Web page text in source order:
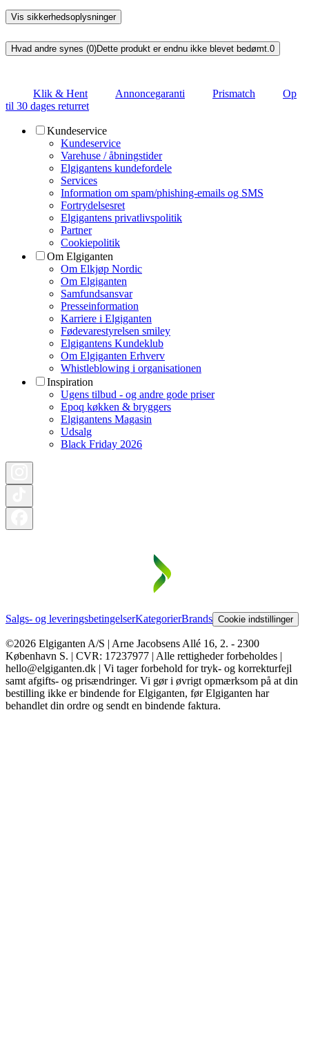
Vis sikkerhedsoplysninger
Hvad andre synes (0)Dette produkt er endnu ikke blevet bedømt.0
Klik & Hent Annoncegaranti Prismatch
Op
til 30 dages returret
Kundeservice
Kundeservice
Varehuse / åbningstider
Elgigantens kundefordele
Services
Information om spam/phishing-emails og SMS
Fortrydelsesret
Elgigantens privatlivspolitik
Partner
Cookiepolitik
Om Elgiganten
Om Elkjøp Nordic
Om Elgiganten
Samfundsansvar
Presseinformation
Karriere i Elgiganten
Fødevarestyrelsen smiley
Elgigantens Kundeklub
Om Elgiganten Erhverv
Whistleblowing i organisationen
Inspiration
Ugens tilbud - og andre gode priser
Epoq køkken & bryggers
Elgigantens Magasin
Udsalg
Black Friday 2026
Salgs- og leveringsbetingelserKategorierBrands Cookie indstillinger
©2026 Elgiganten A/S | Arne Jacobsens Allé 16, 2. - 2300
København S. | CVR: 17237977 | Alle rettigheder forbeholdes |
hello@elgiganten.dk | Vi tager forbehold for tryk- og korrekturfejl
samt afgifts- og prisændringer. Vi gør i øvrigt opmærksom på at din
bestilling ikke er bindende for Elgiganten, før Elgiganten har
behandlet din ordre og sendt en bindende faktura.